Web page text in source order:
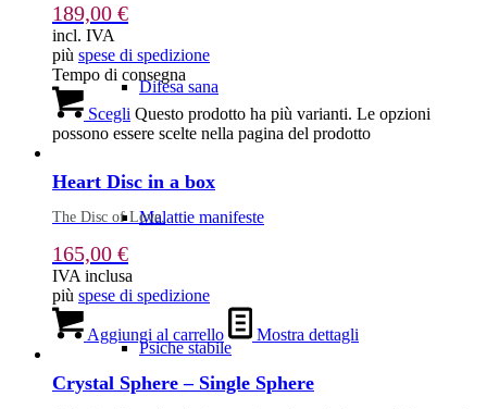
Difesa sana
Malattie manifeste
Psiche stabile
189,00 €
incl. IVA
più spese di spedizione
Tempo di consegna
Scegli Questo prodotto ha più varianti. Le opzioni
possono essere scelte nella pagina del prodotto
Heart Disc in a box
The Disc of Love.
165,00 €
IVA inclusa
più spese di spedizione
Aggiungi al carrello Mostra dettagli
Crystal Sphere – Single Sphere